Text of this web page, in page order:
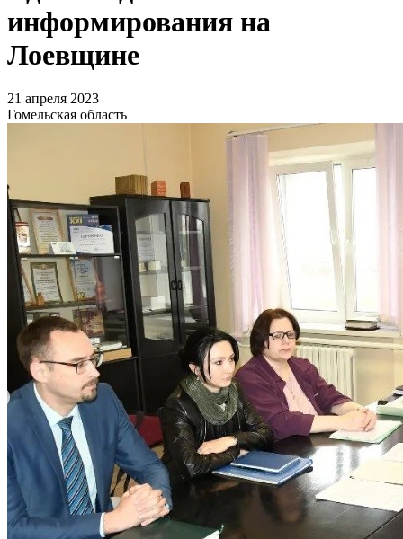
информирования на
Лоевщине
21 апреля 2023
Гомельская область